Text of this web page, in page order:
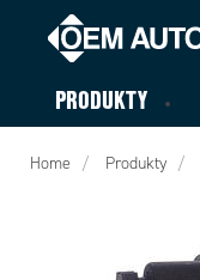
PRODUKTY
Home Produkty